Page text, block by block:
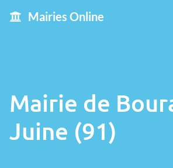
Mairies Online
Mairie de
Juine (91)